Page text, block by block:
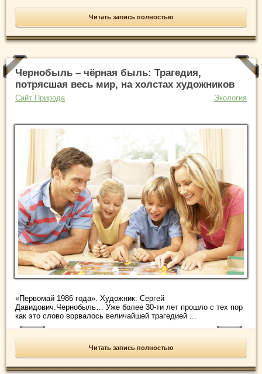
Читать запись полностью
Чернобыль – чёрная быль: Трагедия,
потрясшая весь мир, на холстах художников
Сайт Природа Экология
«Первомай 1986 года». Художник: Сергей
Давидович.Чернобыль… Уже более 30-ти лет прошло с тех пор
как это слово ворвалось величайшей трагедией ...
Читать запись полностью